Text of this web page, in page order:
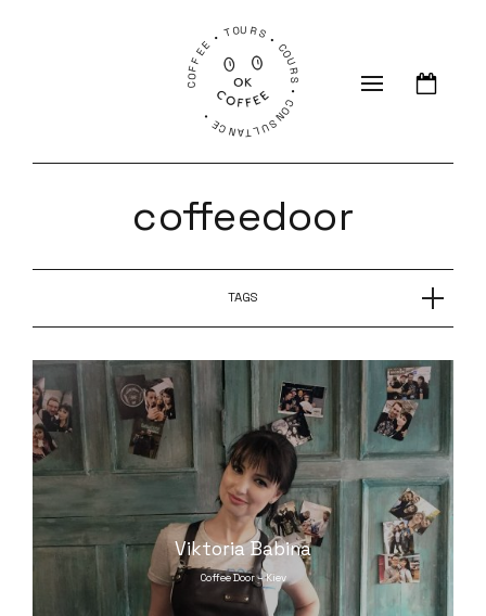
COFFEE • TOURS • COURS • CONSULTANCE •
coffeedoor
TAGS
Viktoria Babina
Coffee Door – Kiev